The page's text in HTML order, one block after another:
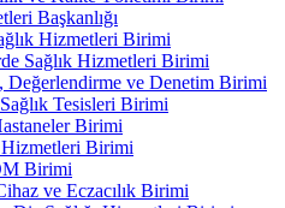
Başkanlığı
Hizmetleri Birimi
Sağlık Hizmetleri Birimi
Değerlendirme ve Denetim Birimi
Tesisleri Birimi
Birimi
Hizmetleri Birimi
Birimi
ve Eczacılık Birimi